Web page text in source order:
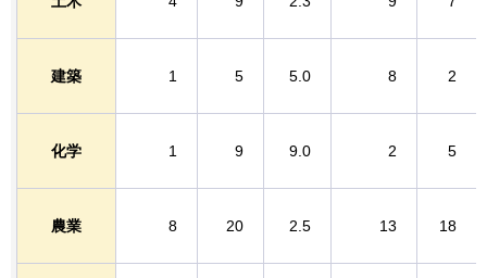
建築 1 5 5.0 8 2
化学 1 9 9.0 2 5
農業 8 20 2.5 13 18